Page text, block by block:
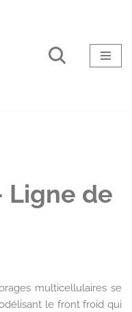
de
multicellulaires se
le front froid qui